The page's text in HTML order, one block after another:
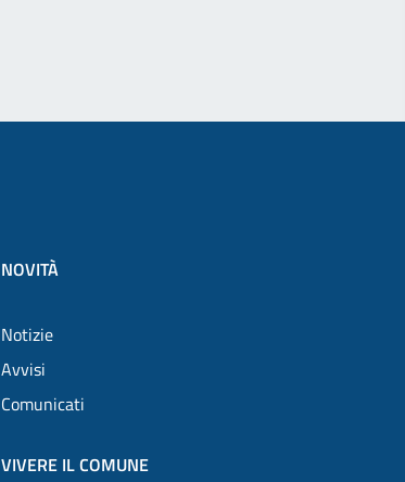
NOVITÀ
Notizie
Avvisi
Comunicati
VIVERE IL COMUNE